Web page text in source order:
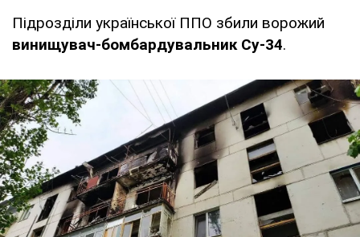
Підрозділи української ППО збили ворожий
винищувач-бомбардувальник Су-34.